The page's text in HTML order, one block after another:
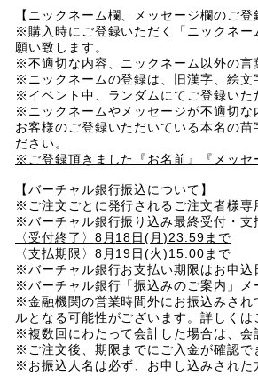
【 ニックネーム欄、メッセージ欄のご登
※購入時にご登録いただく「ニックネー
願い致します。
※不適切な内容、ニックネーム以外の言
※ニックネームの登録は、旧漢字、絵文
※イベント中、ランダムにてご登録いた
※ニックネームやメッセージが不適切な
お客様のご登録いただいている本名の
ださい。
※ご登録頂きました『お名前』『メッセ
【バーチャル銀行振込について】
※ご注文ごとに発行されるご注文者様専
※バーチャル銀行振り込み最終受付・支
〈受付終了〉 8 月 18日( 月)23:59 まで
〈支払期限〉 8 月 19日(火)15:00 まで
※バーチャル銀行お支払い期限はお申込
※バーチャル銀行「振込みのご案内」メ
※金融機関の営業時間外にお振込みされ
ルとなる可能性がございます。詳しく
※複数回にわたって会計した場合は、会
※ご注文後、期限までにご入金が確認で
※お振込人名は必ず、お申し込みされた